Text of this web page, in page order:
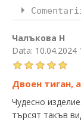
Чалъкова Н
Data: 10.04.2024
Двоен тиган,
Чудесно
търсят такъв